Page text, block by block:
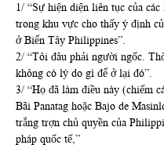
1/ “Sự hiện diện liên tục của
trong khu vực cho thấy ý định
ở Biển Tây Philippines”.
2/ “Tôi đâu phải người ngốc.
không có lý do gì để ở lại đó”.
3/ “Họ đã làm điều này (chiếm
Bãi Panatag hoặc Bajo de
trắng trợn chủ quyền của
pháp quốc tế,”